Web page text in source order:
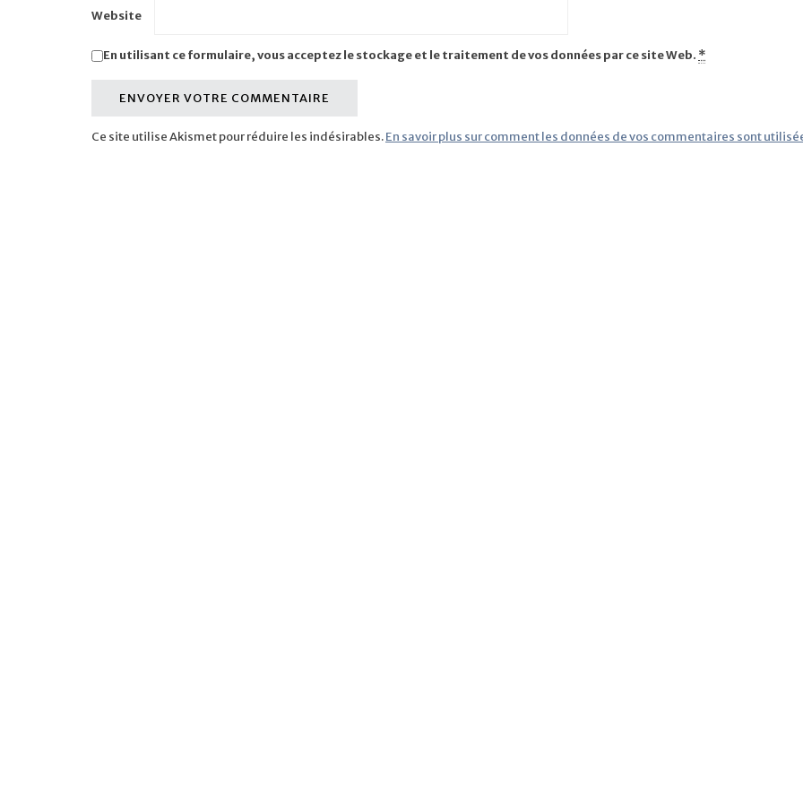
Website
En utilisant ce formulaire, vous acceptez le stockage et le traitement de vos données par ce site Web. *
Ce site utilise Akismet pour réduire les indésirables.En savoir plus sur comment les données de vos commentaires sont